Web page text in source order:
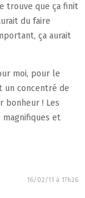
trouve que ça finit
du faire
ça aurait
moi, pour le
un concentré de
bonheur ! Les
et
16/02/11 à 17h26